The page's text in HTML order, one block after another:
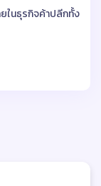
ในธุรกิจค้าปลีกทั้ง